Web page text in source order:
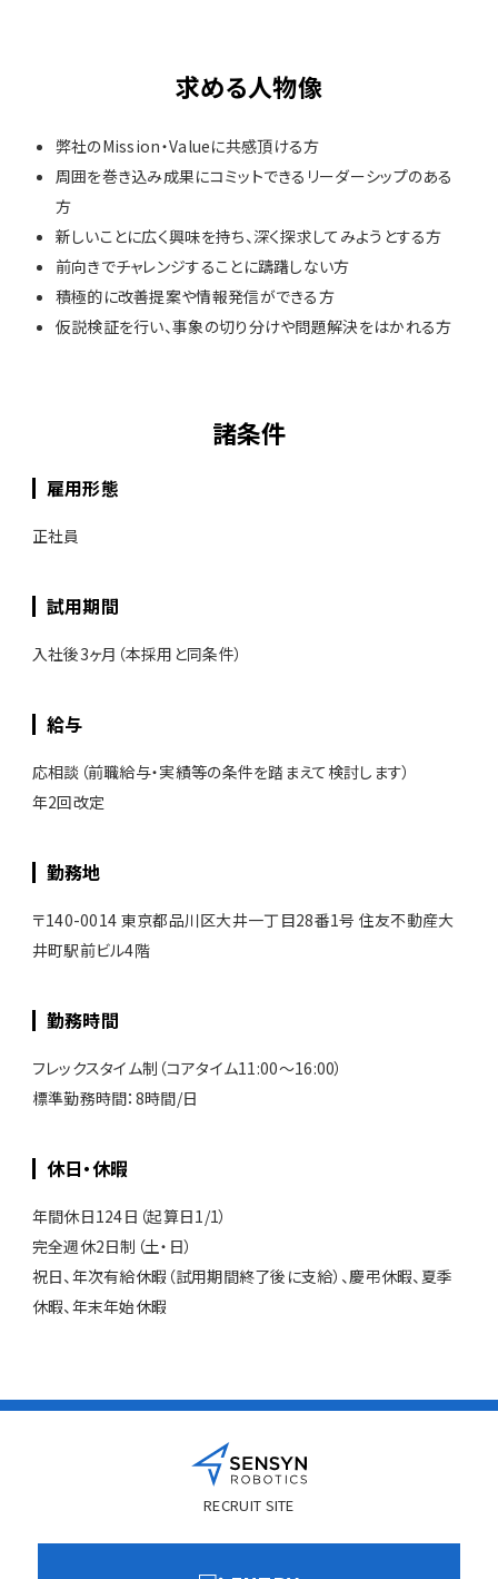
求める人物像
弊社のMission・Valueに共感頂ける方
周囲を巻き込み成果にコミットできるリーダーシップのある
方
新しいことに広く興味を持ち、深く探求してみようとする方
前向きでチャレンジすることに躊躇しない方
積極的に改善提案や情報発信ができる方
仮説検証を行い、事象の切り分けや問題解決をはかれる方
諸条件
雇用形態
正社員
試用期間
入社後3ヶ月（本採用と同条件）
給与
応相談（前職給与・実績等の条件を踏まえて検討します）
年2回改定
勤務地
〒140-0014 東京都品川区大井一丁目28番1号 住友不動産大
井町駅前ビル4階
勤務時間
フレックスタイム制（コアタイム11:00〜16:00）
標準勤務時間：8時間/日
休日・休暇
年間休日124日（起算日1/1）
完全週休2日制（土・日）
祝日、年次有給休暇（試用期間終了後に支給）、慶弔休暇、夏季
休暇、年末年始休暇
RECRUIT SITE